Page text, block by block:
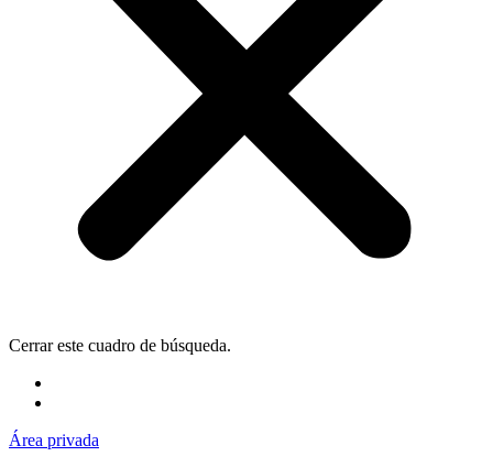
Cerrar este cuadro de búsqueda.
Área privada